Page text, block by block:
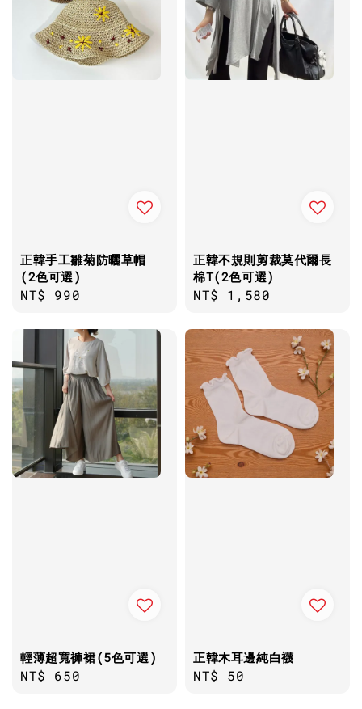
正韓手工雛菊防曬草帽
(2色可選)
Regular
NT$ 990
正韓不規則剪裁莫代爾長
棉T(2色可選)
Regular
NT$ 1,580
輕薄超寬褲裙(5色可選)
Regular
NT$ 650
正韓木耳邊純白襪
Regular
NT$ 50